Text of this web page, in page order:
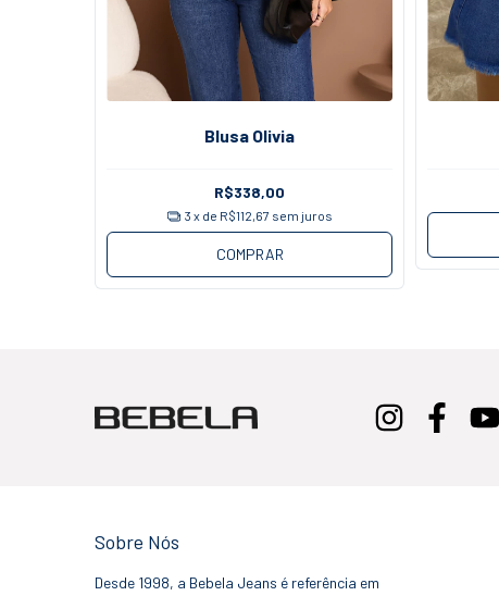
Blusa Olivia
R$338,00
3 x de R$112,67 sem juros
COMPRAR
Sobre Nós
Desde 1998, a Bebela Jeans é referência em